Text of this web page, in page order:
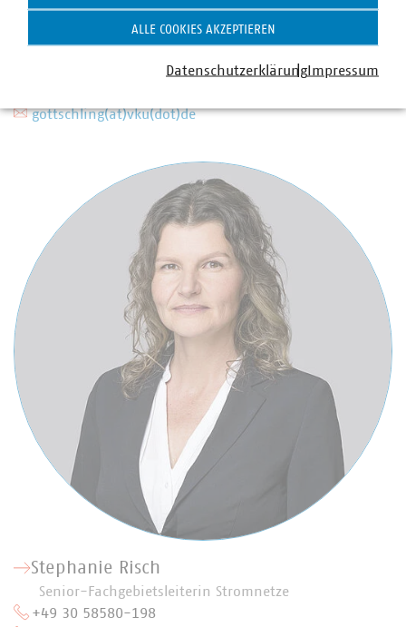
Johann Gottschling
Senior-Fachgebietsleiter Handel Strom/Gas
gottschling(at)vku(dot)de
Stephanie Risch
Senior-Fachgebietsleiterin Stromnetze
+49 30 58580-198
ALLE COOKIES AKZEPTIEREN
DatenschutzerklärungImpressum